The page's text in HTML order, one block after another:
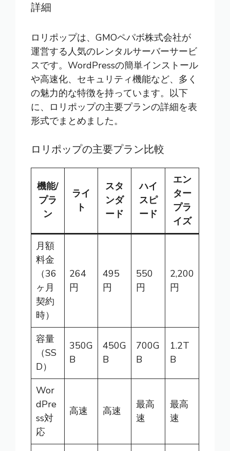
詳細
ロリポップは、GMOペパボ株式会社が
運営する人気のレンタルサーバーサービ
スです。WordPressの簡単インストール
や高速化、セキュリティ機能など、多く
の魅力的な特徴を持っています。以下
に、ロリポップの主要プランの詳細を表
形式でまとめました。
ロリポップの主要プラン比較
機能/
プラ
ン
ライ
ト
スタ
ンダ
ード
ハイ
スピ
ード
エン
ター
プラ
イズ
月額
料金
（36
ヶ月
契約
時）
264
円
495
円
550
円
2,200
円
容量
（SS
D）
350G
B
450G
B
700G
B
1.2T
B
Wor
dPre
ss対
応
高速 高速
最高
速
最高
速